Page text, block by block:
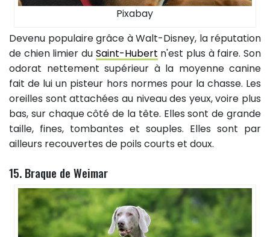
Pixabay
Devenu populaire grâce à Walt-Disney, la réputation
de chien limier du Saint-Hubert n'est plus à faire. Son
odorat nettement supérieur à la moyenne canine
fait de lui un pisteur hors normes pour la chasse. Les
oreilles sont attachées au niveau des yeux, voire plus
bas, sur chaque côté de la tête. Elles sont de grande
taille, fines, tombantes et souples. Elles sont par
ailleurs recouvertes de poils courts et doux.
15. Braque de Weimar